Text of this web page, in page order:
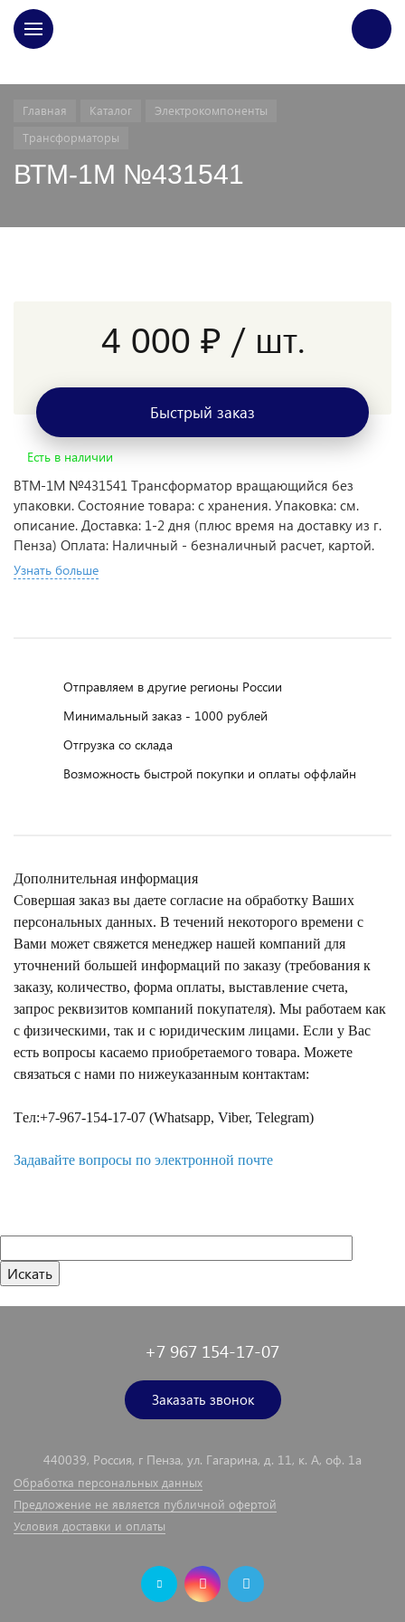
Главная Каталог
Электрокомпоненты
Трансформаторы
ВТМ-1М №431541
Есть в наличии
ВТМ-1М №431541 Трансформатор вращающийся без
упаковки. Состояние товара: с хранения. Упаковка: см.
описание. Доставка: 1-2 дня (плюс время на доставку из г.
Пенза) Оплата: Наличный - безналичный расчет, картой.
Узнать больше
4 000 ₽ / шт.
Быстрый заказ
Отправляем в другие регионы России
Минимальный заказ - 1000 рублей
Отгрузка со склада
Возможность быстрой покупки и оплаты оффлайн
Дополнительная информация
Совершая заказ вы даете согласие на обработку Ваших
персональных данных. В течений некоторого времени с
Вами может свяжется менеджер нашей компаний для
уточнений большей информаций по заказу (требования к
заказу, количество, форма оплаты, выставление счета,
запрос реквизитов компаний покупателя). Мы работаем как
с физическими, так и с юридическим лицами. Если у Вас
есть вопросы касаемо приобретаемого товара. Можете
связаться с нами по нижеуказанным контактам:
Tел:+7-967-154-17-07 (Whatsapp, Viber, Telegram)
Задавайте вопросы по электронной почте
+7 967 154-17-07
Заказать звонок
440039, Россия, г Пенза, ул. Гагарина, д. 11, к. А, оф. 1а
Обработка персональных данных
Предложение не является публичной офертой
Условия доставки и оплаты